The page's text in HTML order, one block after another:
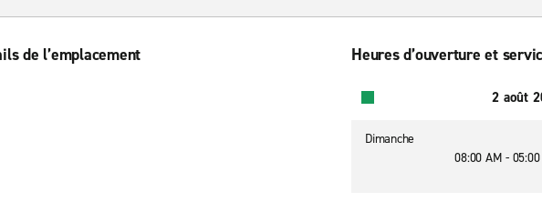
de l’emplacement Heures d’ouverture et
2 août
Dimanche
08:00 AM -